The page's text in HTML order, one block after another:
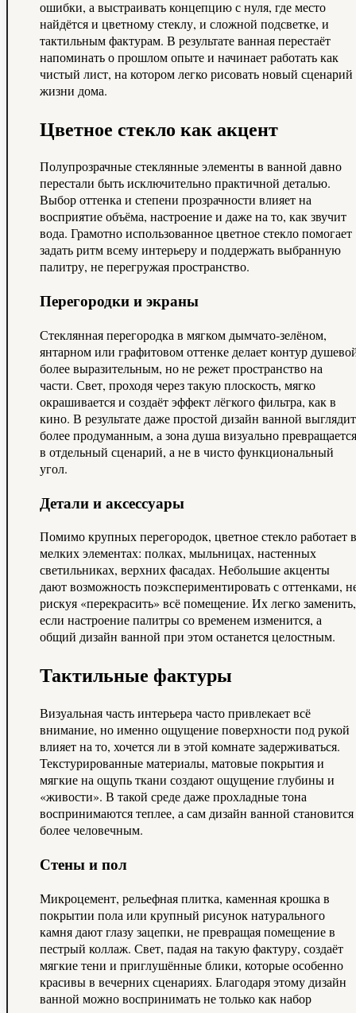
ошибки, а выстраивать концепцию с нуля, где место
найдётся и цветному стеклу, и сложной подсветке, и
тактильным фактурам. В результате ванная перестаёт
напоминать о прошлом опыте и начинает работать как
чистый лист, на котором легко рисовать новый сценарий
жизни дома.
Цветное стекло как акцент
Полупрозрачные стеклянные элементы в ванной давно
перестали быть исключительно практичной деталью.
Выбор оттенка и степени прозрачности влияет на
восприятие объёма, настроение и даже на то, как звучит
вода. Грамотно использованное цветное стекло помогает
задать ритм всему интерьеру и поддержать выбранную
палитру, не перегружая пространство.
Перегородки и экраны
Стеклянная перегородка в мягком дымчато‑зелёном,
янтарном или графитовом оттенке делает контур
более выразительным, но не режет пространство на
части. Свет, проходя через такую плоскость, мягко
окрашивается и создаёт эффект лёгкого фильтра, как в
кино. В результате даже простой дизайн ванной выглядит
более продуманным, а зона душа визуально превращается
в отдельный сценарий, а не в чисто функциональный
угол.
Детали и аксессуары
Помимо крупных перегородок, цветное стекло работает в
мелких элементах: полках, мыльницах, настенных
светильниках, верхних фасадах. Небольшие акценты
дают возможность поэкспериментировать с оттенками,
рискуя «перекрасить» всё помещение. Их легко заменить,
если настроение палитры со временем изменится, а
общий дизайн ванной при этом останется целостным.
Тактильные фактуры
Визуальная часть интерьера часто привлекает всё
внимание, но именно ощущение поверхности под рукой
влияет на то, хочется ли в этой комнате задерживаться.
Текстурированные материалы, матовые покрытия и
мягкие на ощупь ткани создают ощущение глубины и
«живости». В такой среде даже прохладные тона
воспринимаются теплее, а сам дизайн ванной становится
более человечным.
Стены и пол
Микроцемент, рельефная плитка, каменная крошка в
покрытии пола или крупный рисунок натурального
камня дают глазу зацепки, не превращая помещение в
пестрый коллаж. Свет, падая на такую фактуру, создаёт
мягкие тени и приглушённые блики, которые особенно
красивы в вечерних сценариях. Благодаря этому дизайн
ванной можно воспринимать не только как набор